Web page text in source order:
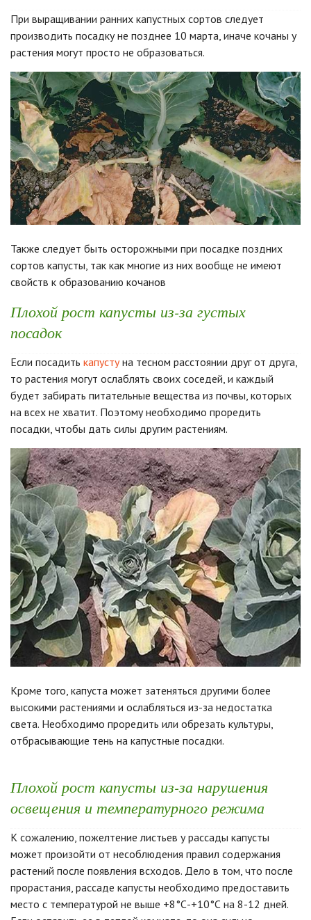
При выращивании ранних капустных сортов следует
производить посадку не позднее 10 марта, иначе кочаны у
растения могут просто не образоваться.
Также следует быть осторожными при посадке поздних
сортов капусты, так как многие из них вообще не имеют
свойств к образованию кочанов
Плохой рост капусты из-за густых
посадок
Если посадить капустуна тесном расстоянии друг от друга,
то растения могут ослаблять своих соседей, и каждый
будет забирать питательные вещества из почвы, которых
на всех не хватит. Поэтому необходимо проредить
посадки, чтобы дать силы другим растениям.
Кроме того, капуста может затеняться другими более
высокими растениями и ослабляться из-за недостатка
света. Необходимо проредить или обрезать культуры,
отбрасывающие тень на капустные посадки.
Плохой рост капусты из-за нарушения
освещения и температурного режима
К сожалению, пожелтение листьев у рассады капусты
может произойти от несоблюдения правил содержания
растений после появления всходов. Дело в том, что после
прорастания, рассаде капусты необходимо предоставить
место с температурой не выше +8°С-+10°С на 8-12 дней.